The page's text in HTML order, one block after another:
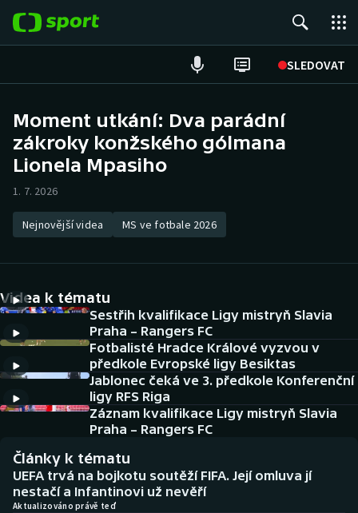
SLEDOVAT
Hokej
Atletika
DALŠÍ SPORTY
Americký fotbal
Baseball a softbal
Basketbal
Boby a skeleton
NEPŘEHLÉDNĚTE
Soutěže
Historické návraty
AZ kvíz
Moment utkání: Dva parádní
zákroky konžského gólmana
Lionela Mpasiho
1. 7. 2026
Nejnovější videa MS ve fotbale 2026
Videa k tématu
Sestřih kvalifikace Ligy mistryň Slavia
Praha – Rangers FC
Fotbalisté Hradce Králové vyzvou v
předkole Evropské ligy Besiktas
Jablonec čeká ve 3. předkole Konferenční
ligy RFS Riga
Záznam kvalifikace Ligy mistryň Slavia
Praha – Rangers FC
Články k tématu
UEFA trvá na bojkotu soutěží FIFA. Její omluva jí
nestačí a Infantinovi už nevěří
Aktualizováno právě teď